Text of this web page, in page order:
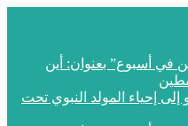
في أسبوع” بعنوان: أين
إلى إحياء المولد النبوي تحت